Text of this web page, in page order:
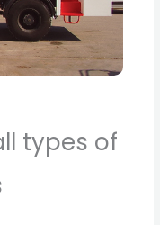
types of